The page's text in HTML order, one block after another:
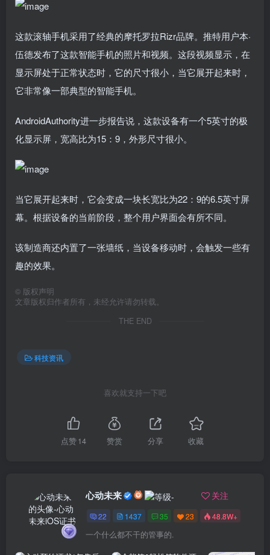
这款滚轴手机采用了经典的摩托罗拉Rizr品牌。推特用户本·
伍德发布了这款智能手机的照片和视频。这段视频显示，在
显示屏处于正常状态时，它的尺寸很小，当它展开起来时，
它非常像一部典型的智能手机。
AndroidAuthority进一步报告说，这款设备有一个5英寸的极
化显示屏，宽高比为15：9，外形尺寸很小。
当它展开起来时，它会变成一块长宽比为22：9的6.5英寸屏
幕。根据设备的当前阶段，整个用户界面会有所不同。
该制造商还内置了一张墙纸，当设备移动时，会触发一些有
趣的效果。
© 版权声明
文章版权归作者所有，未经允许请勿转载。
THE END
科技资讯
喜欢就支持一下吧
点赞14 赞赏 分享 收藏
心动未来 关注
22 1437 35 23 48.8W+
一个什么都不干的管事的.